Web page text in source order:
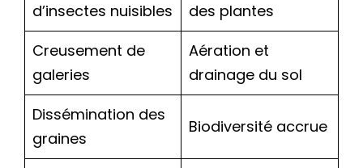
d’insectes nuisibles
des plantes
Creusement de
galeries
Aération et
drainage du sol
Dissémination des
graines
Biodiversité accrue